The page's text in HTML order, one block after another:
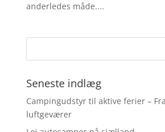
anderledes måde....
Seneste indlæg
Campingudstyr til aktive ferier –
luftgeværer